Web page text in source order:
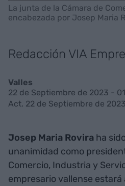
La junta de la Cámara de
encabezada por Josep Maria
Redacción VIA
Valles
22 de Septiembre de 2023 -
Act. 22 de Septiembre de
Josep Maria Rovira ha
unanimidad como
Comercio, Industria y
empresario vallense estará